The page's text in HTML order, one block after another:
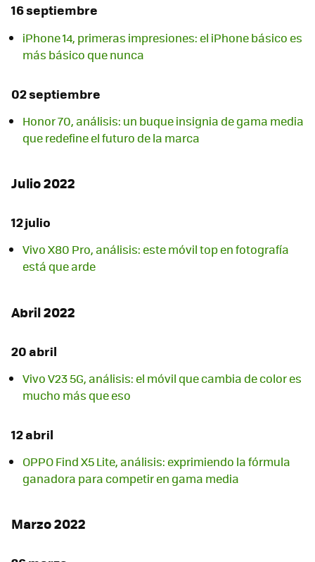
16 septiembre
iPhone 14, primeras impresiones: el iPhone básico es
más básico que nunca
02 septiembre
Honor 70, análisis: un buque insignia de gama media
que redefine el futuro de la marca
Julio 2022
12 julio
Vivo X80 Pro, análisis: este móvil top en fotografía
está que arde
Abril 2022
20 abril
Vivo V23 5G, análisis: el móvil que cambia de color es
mucho más que eso
12 abril
OPPO Find X5 Lite, análisis: exprimiendo la fórmula
ganadora para competir en gama media
Marzo 2022